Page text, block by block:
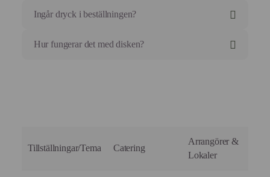
Ingår dryck i beställningen?
Hur fungerar det med disken?
Tillställningar/Tema Catering
Arrangörer &
Lokaler